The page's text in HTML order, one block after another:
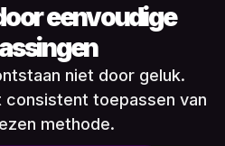
eenvoudige
niet door geluk.
consistent toepassen van
methode.